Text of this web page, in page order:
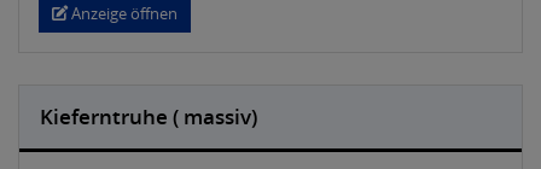
Anzeige öffnen
Kieferntruhe ( massiv)